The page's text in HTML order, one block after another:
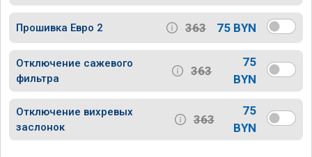
Прошивка Евро 2 363 75 BYN
Отключение сажевого
фильтра
363
75
BYN
Отключение вихревых
заслонок
363
75
BYN